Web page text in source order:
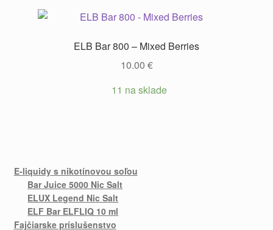
ELB Bar 800 – Mixed Berries
10.00 €
11 na sklade
E-liquidy s nikotínovou soľou
Bar Juice 5000 Nic Salt
ELUX Legend Nic Salt
ELF Bar ELFLIQ 10 ml
Fajčiarske príslušenstvo